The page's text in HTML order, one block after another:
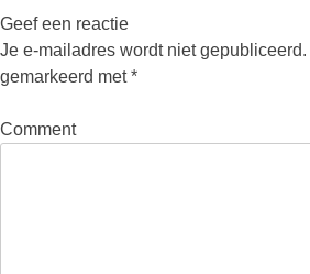
Geef een reactie
Je e-mailadres wordt niet gepubliceerd.
gemarkeerd met*
Comment